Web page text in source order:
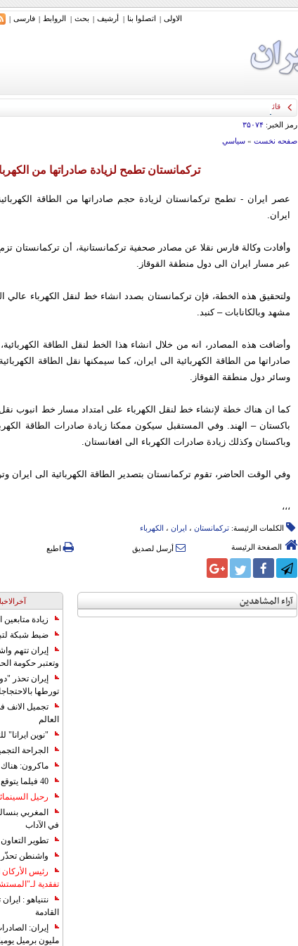
الاولی | اتصلوا بنا | أرشیف | بحث | الروابط | فارسی |
قائد الحرس الثوري: إيران ستدمر أمريكا وإسرائيل والسعودية إذا تجاوزت خطوط طهران
رمز الخبر: ۳۵۰۷۴
صفحه نخست» سياسي
تركمانستان تطمح لزيادة صادراتها من
عصر ايران - تطمح تركمانستان لزيادة حجم صادراتها من الطاقة
ايران.
وأفادت وكالة فارس نقلا عن مصادر صحفية تركمانستانية، أن تركمانستان
عبر مسار ايران الى دول منطقة القوقاز.
ولتحقيق هذه الخطة، فإن تركمانستان بصدد انشاء خط لنقل الكهرباء
مشهد وبالكانابات – كنبد.
وأضافت هذه المصادر، انه من خلال انشاء هذا الخط لنقل الطاقة
صادراتها من الطاقة الكهربائية الى ايران، كما سيمكنها نقل الطاقة
وسائر دول منطقة القوقاز.
كما ان هناك خطة لإنشاء خط لنقل الكهرباء على امتداد مسار خط انبوب
باكستان – الهند. وفي المستقبل سيكون ممكنا زيادة صادرات الطاقة
وباكستان وكذلك زيادة صادرات الكهرباء الى افغانستان.
وفي الوقت الحاضر، تقوم تركمانستان بتصدير الطاقة الكهربائية الى ايران
،،،
الكلمات الرئيسة: ترکمانستان، ایران، الکهرباء
الصفحة الرئيسة أرسل لصديق اطبع
آراء المشاهدين
زيادة متابعين
ضبط شبكة
إيران تتهم
وتعتبر حكومة
إيران تحذر
تورطها
تجميل الانف
العالم
"نوين ايرانا"
الجراحة
ماكرون:
40 فيلما يتوقع عرضها في مهرجان كان 2019
رحيل
المغربي
في الآداب
تطوير
واشنطن تحذّر
رئيس
تفقدية
نتنياهو :
القادمة
مليون برميل